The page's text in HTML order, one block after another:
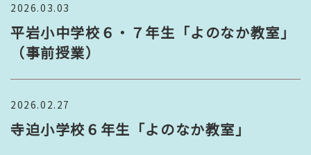
2026.03.03
平岩小中学校６・７年生「よのなか教室」
（事前授業）
2026.02.27
寺迫小学校６年生「よのなか教室」